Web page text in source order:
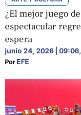
¿El mejor juego
espectacular
espera
junio 24, 2026 | 09:06,
Por EFE